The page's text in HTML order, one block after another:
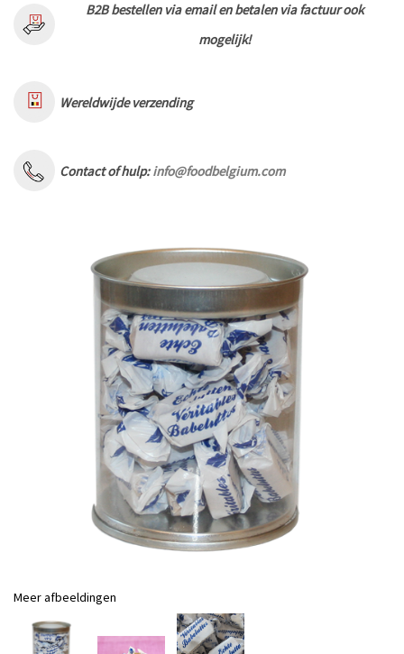
B2B bestellen via email en betalen via factuur ook
mogelijk!
Wereldwijde verzending
Contact of hulp:info@foodbelgium.com
Meer afbeeldingen